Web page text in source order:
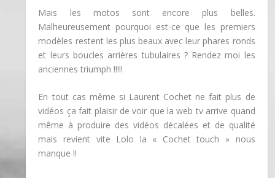
Mais les motos sont encore plus belles.
Malheureusement pourquoi est-ce que les premiers
modèles restent les plus beaux avec leur phares ronds
et leurs boucles arrières tubulaires ? Rendez moi les
anciennes triumph !!!!!
En tout cas même si Laurent Cochet ne fait plus de
vidéos ça fait plaisir de voir que la web tv arrive quand
même à produire des vidéos décalées et de qualité
mais revient vite Lolo la « Cochet touch » nous
manque !!